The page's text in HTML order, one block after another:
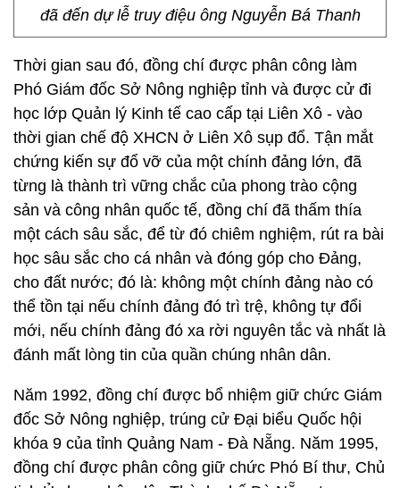
đã đến dự lễ truy điệu ông Nguyễn Bá Thanh
Thời gian sau đó, đồng chí được phân công làm
Phó Giám đốc Sở Nông nghiệp tỉnh và được cử đi
học lớp Quản lý Kinh tế cao cấp tại Liên Xô - vào
thời gian chế độ XHCN ở Liên Xô sụp đổ. Tận mắt
chứng kiến sự đổ vỡ của một chính đảng lớn, đã
từng là thành trì vững chắc của phong trào cộng
sản và công nhân quốc tế, đồng chí đã thấm thía
một cách sâu sắc, để từ đó chiêm nghiệm, rút ra bài
học sâu sắc cho cá nhân và đóng góp cho Đảng,
cho đất nước; đó là: không một chính đảng nào có
thể tồn tại nếu chính đảng đó trì trệ, không tự đổi
mới, nếu chính đảng đó xa rời nguyên tắc và nhất là
đánh mất lòng tin của quần chúng nhân dân.
Năm 1992, đồng chí được bổ nhiệm giữ chức Giám
đốc Sở Nông nghiệp, trúng cử Đại biểu Quốc hội
khóa 9 của tỉnh Quảng Nam - Đà Nẵng. Năm 1995,
đồng chí được phân công giữ chức Phó Bí thư, Chủ